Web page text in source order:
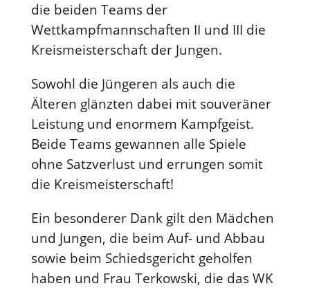
die beiden Teams der
Wettkampfmannschaften II und III die
Kreismeisterschaft der Jungen.
Sowohl die Jüngeren als auch die
Älteren glänzten dabei mit souveräner
Leistung und enormem Kampfgeist.
Beide Teams gewannen alle Spiele
ohne Satzverlust und errungen somit
die Kreismeisterschaft!
Ein besonderer Dank gilt den Mädchen
und Jungen, die beim Auf- und Abbau
sowie beim Schiedsgericht geholfen
haben und Frau Terkowski, die das WK